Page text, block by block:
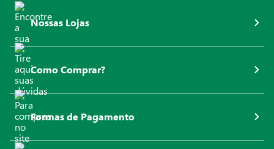
Nossas Lojas
Como Comprar?
Formas de Pagamento